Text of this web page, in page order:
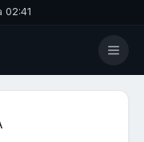
02:41